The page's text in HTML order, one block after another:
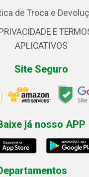
de Troca e
E
APLICATIVOS
Site Seguro
já nosso APP